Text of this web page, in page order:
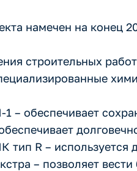
намечен на конец
строительных
– обеспечивает
R – используется
– позволяет